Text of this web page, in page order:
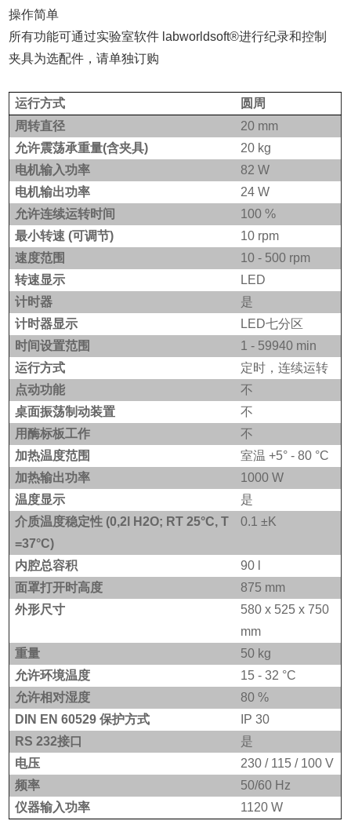
操作简单
所有功能可通过实验室软件 labworldsoft®进行纪录和控制
夹具为选配件，请单独订购
运行方式
圆周
周转直径
20 mm
允许震荡承重量(含夹具)
20 kg
电机输入功率
82 W
电机输出功率
24 W
允许连续运转时间
100 %
最小转速 (可调节)
10 rpm
速度范围
10 - 500 rpm
转速显示
LED
计时器
是
计时器显示
LED七分区
时间设置范围
1 - 59940 min
运行方式
定时，连续运转
点动功能
不
桌面振荡制动装置
不
用酶标板工作
不
加热温度范围
室温 +5° - 80 °C
加热输出功率
1000 W
温度显示
是
介质温度稳定性 (0,2l H2O; RT 25°C, T
=37°C)
0.1±K
内腔总容积
90 l
面罩打开时高度
875 mm
外形尺寸
580 x 525 x 750
mm
重量
50 kg
允许环境温度
15 - 32 °C
允许相对湿度
80 %
DIN EN 60529保护方式
IP 30
RS 232接口
是
电压
230 / 115 / 100 V
频率
50/60 Hz
仪器输入功率
1120 W